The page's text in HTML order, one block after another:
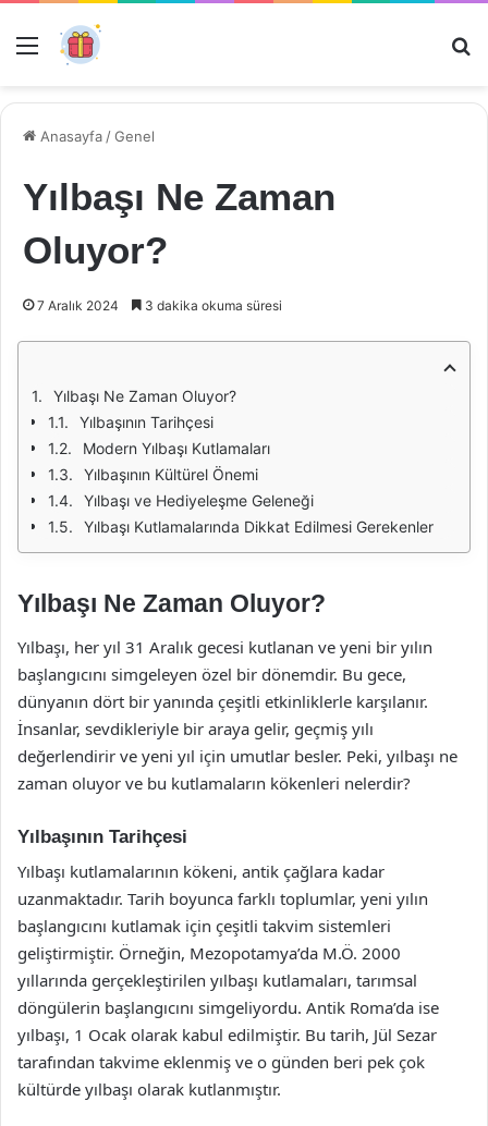
Menü
Anasayfa /Genel
Yılbaşı Ne Zaman
Oluyor?
7 Aralık 2024 3 dakika okuma süresi
Yılbaşı Ne Zaman Oluyor?
Yılbaşının Tarihçesi
Modern Yılbaşı Kutlamaları
Yılbaşının Kültürel Önemi
Yılbaşı ve Hediyeleşme Geleneği
Yılbaşı Kutlamalarında Dikkat Edilmesi Gerekenler
Yılbaşı Ne Zaman Oluyor?
Yılbaşı, her yıl 31 Aralık gecesi kutlanan ve yeni bir yılın
başlangıcını simgeleyen özel bir dönemdir. Bu gece,
dünyanın dört bir yanında çeşitli etkinliklerle karşılanır.
İnsanlar, sevdikleriyle bir araya gelir, geçmiş yılı
değerlendirir ve yeni yıl için umutlar besler. Peki, yılbaşı ne
zaman oluyor ve bu kutlamaların kökenleri nelerdir?
Yılbaşının Tarihçesi
Yılbaşı kutlamalarının kökeni, antik çağlara kadar
uzanmaktadır. Tarih boyunca farklı toplumlar, yeni yılın
başlangıcını kutlamak için çeşitli takvim sistemleri
geliştirmiştir. Örneğin, Mezopotamya’da M.Ö. 2000
yıllarında gerçekleştirilen yılbaşı kutlamaları, tarımsal
döngülerin başlangıcını simgeliyordu. Antik Roma’da ise
yılbaşı, 1 Ocak olarak kabul edilmiştir. Bu tarih, Jül Sezar
tarafından takvime eklenmiş ve o günden beri pek çok
kültürde yılbaşı olarak kutlanmıştır.